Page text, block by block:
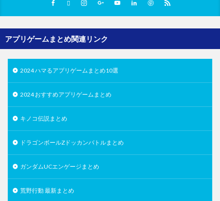
アプリゲームまとめ関連リンク
2024 ハマるアプリゲームまとめ10選
2024 おすすめアプリゲームまとめ
キノコ伝説まとめ
ドラゴンボールZドッカンバトルまとめ
ガンダムUCエンゲージまとめ
荒野行動 最新まとめ